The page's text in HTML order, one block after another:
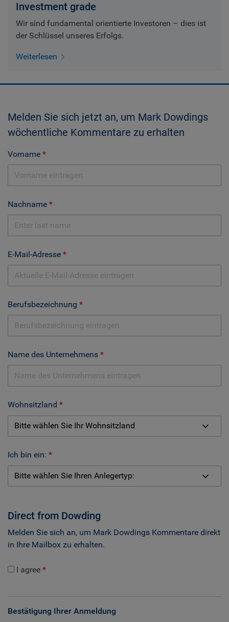
Investment grade
Wir sind fundamental orientierte Investoren – dies ist
der Schlüssel unseres Erfolgs.
Weiterlesen
Melden Sie sich jetzt an, um Mark Dowdings
wöchentliche Kommentare zu erhalten
Vorname
Nachname
E-Mail-Adresse
Berufsbezeichnung
Name des Unternehmens
Wohnsitzland
Ich bin ein:
Direct from Dowding
Melden Sie sich an, um Mark Dowdings Kommentare direkt
in Ihre Mailbox zu erhalten.
I agree
Bestätigung Ihrer Anmeldung